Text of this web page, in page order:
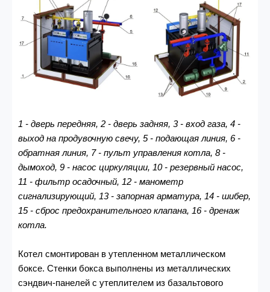
1 - дверь передняя, 2 - дверь задняя, 3 - вход газа, 4 -
выход на продувочную свечу, 5 - подающая линия, 6 -
обратная линия, 7 - пульт управления котла, 8 -
дымоход, 9 - насос циркуляции, 10 - резервный насос,
11 - фильтр осадочный, 12 - манометр
сигнализирующий, 13 - запорная арматура, 14 - шибер,
15 - сброс предохранительного клапана, 16 - дренаж
котла.
Котел смонтирован в утепленном металлическом
боксе. Стенки бокса выполнены из металлических
сэндвич-панелей с утеплителем из базальтового